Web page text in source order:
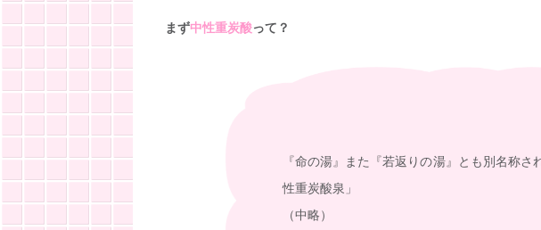
まず中性重炭酸って？
『命の湯』また『若返りの湯』とも別名称さ
性重炭酸泉」
（中略）